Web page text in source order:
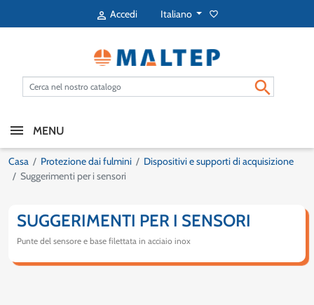
 Accedi Italiano favorite_border

MENU
Casa Protezione dai fulmini
Dispositivi e supporti di acquisizione
Suggerimenti per i sensori
SUGGERIMENTI PER I SENSORI
Punte del sensore e base filettata in acciaio inox